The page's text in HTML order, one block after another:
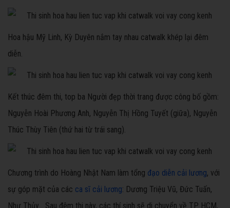
Hoa hậu Mỹ Linh, Kỳ Duyên nắm tay nhau catwalk khép lại đêm
diễn.
Kết thúc đêm thi, top ba Người đẹp thời trang được công bố gồm:
Nguyễn Hoài Phương Anh, Nguyễn Thị Hồng Tuyết (giữa), Nguyễn
Thúc Thùy Tiên (thứ hai từ trái sang).
Chương trình do Hoàng Nhật Nam làm tổng đạo diễn cải lương, với
sự góp mặt của các ca sĩ cải lương: Dương Triệu Vũ, Đức Tuấn,
Như Thủy... Sau đêm thi này, các thí sinh sẽ di chuyển về TP HCM,